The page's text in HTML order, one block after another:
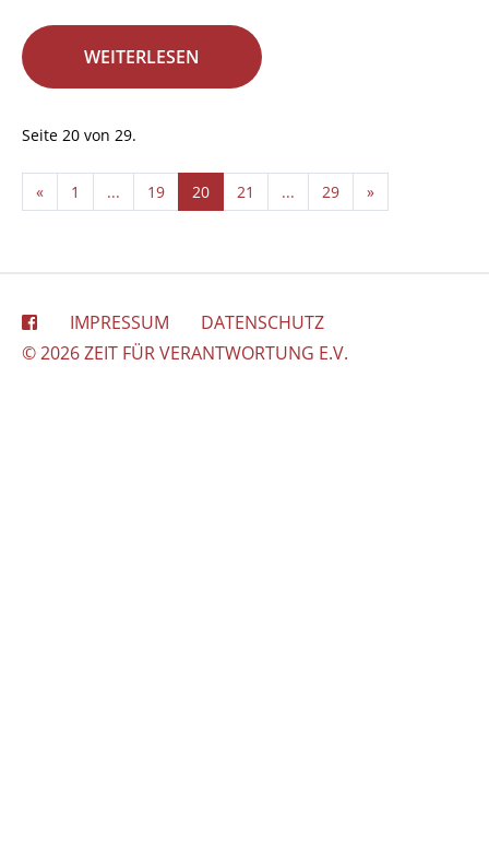
WEITERLESEN
Seite 20 von 29.
« 1 ... 19 20 21 ... 29 »
IMPRESSUM
DATENSCHUTZ
© 2026 ZEIT FÜR VERANTWORTUNG E.V.